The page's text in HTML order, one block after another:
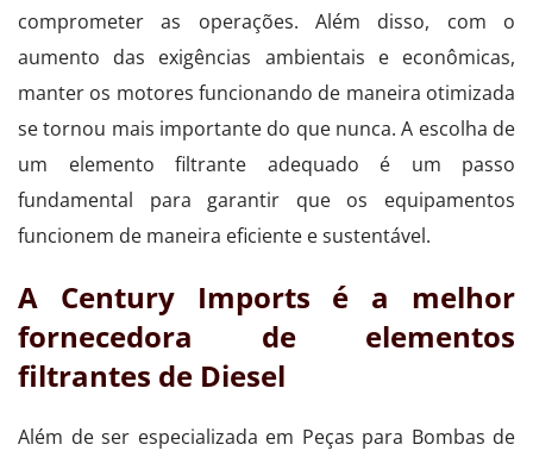
comprometer as operações. Além disso, com o
aumento das exigências ambientais e econômicas,
manter os motores funcionando de maneira otimizada
se tornou mais importante do que nunca. A escolha de
um elemento filtrante adequado é um passo
fundamental para garantir que os equipamentos
funcionem de maneira eficiente e sustentável.
A Century Imports é a melhor
fornecedora de elementos
filtrantes de Diesel
Além de ser especializada em Peças para Bombas de